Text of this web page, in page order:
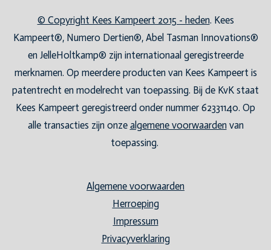
© Copyright Kees Kampeert 2015 - heden. Kees
Kampeert®, Numero Dertien®, Abel Tasman Innovations®
en JelleHoltkamp® zijn internationaal geregistreerde
merknamen. Op meerdere producten van Kees Kampeert is
patentrecht en modelrecht van toepassing. Bij de KvK staat
Kees Kampeert geregistreerd onder nummer 62331140. Op
alle transacties zijn onze algemene voorwaarden van
toepassing.
Algemene voorwaarden
Herroeping
Impressum
Privacyverklaring